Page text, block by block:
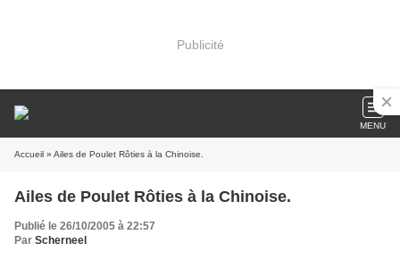
Publicité
MENU
Accueil » Ailes de Poulet Rôties à la Chinoise.
Ailes de Poulet Rôties à la Chinoise.
Publié le 26/10/2005 à 22:57
Par Scherneel